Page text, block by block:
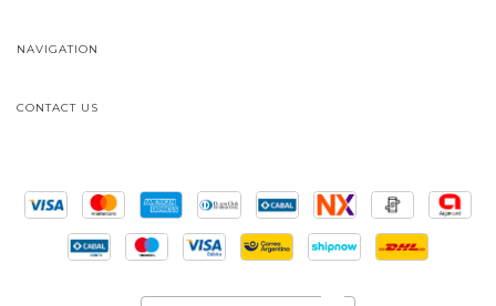
NAVIGATION
CONTACT US